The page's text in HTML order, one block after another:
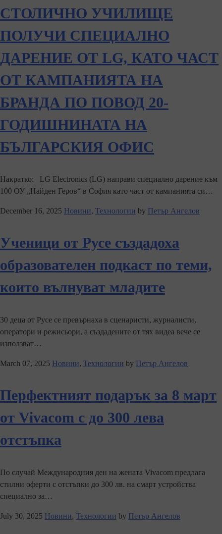
СТОЛИЧНО УЧИЛИЩЕ
ПОЛУЧИ СПЕЦИАЛНО
ДАРЕНИЕ ОТ LG, КАТО ЧАСТ
ОТ КАМПАНИЯТА НА
БРАНДА ПО ПОВОД 20-
ГОДИШНИНАТА НА
БЪЛГАРСКИЯ ОФИС
Накратко: LG Electronics (LG) направи специално дарение към
100 ОУ „Найден Геров“ в София като част от кампанията си…
December 16, 2025 Новини, Технологии by Петър Ангелов
Ученици от Русе създадоха
образователен подкаст по теми,
които вълнуват младите
30 деца от Русе се превърнаха в сценаристи, журналисти,
оператори и режисьори, а създадените от тях видеа вече се
използват…
March 07, 2025 Новини, Технологии by Петър Ангелов
Перфектният подарък за 8 март
от Vivacom с до 300 лева
отстъпка
По случай Международния ден на жената Vivacom предлага
стилни оферти с отстъпки до 300 лв. на смарт устройства
специално за…
July 30, 2025 Новини, Технологии by Петър Ангелов